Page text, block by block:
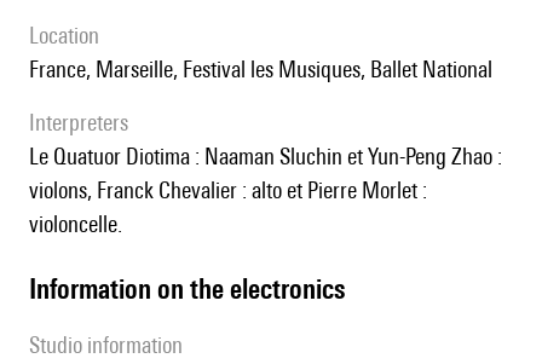
location
France, Marseille, Festival les Musiques, Ballet National
interpreters
le Quatuor Diotima : Naaman Sluchin et Yun-Peng Zhao :
violons, Franck Chevalier : alto et Pierre Morlet :
violoncelle.
Information on the electronics
Studio information